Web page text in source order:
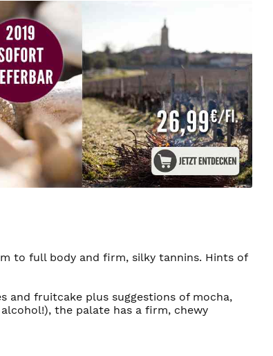
to full body and firm, silky tannins. Hints of
and fruitcake plus suggestions of mocha,
the palate has a firm, chewy